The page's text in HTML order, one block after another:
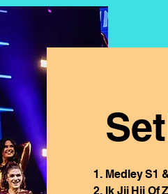
Medley S1
Ik Jij Hij Of